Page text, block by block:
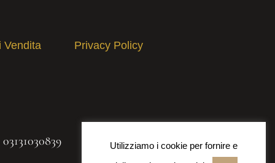
Vendita Privacy Policy
Utilizziamo i cookie per fornire e